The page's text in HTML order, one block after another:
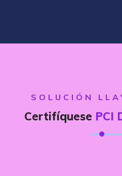
SOLUCIÓN
Certifíquese PCI